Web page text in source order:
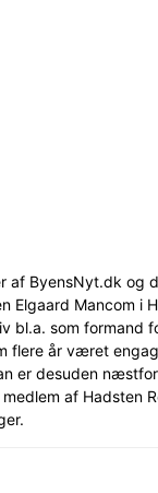
af ByensNyt.dk og
Elgaard Mancom i
bl.a. som formand
flere år været
er desuden
af Hadsten